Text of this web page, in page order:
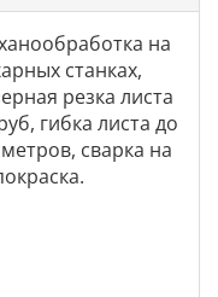
на
станках,
резка листа
гибка листа до
сварка на